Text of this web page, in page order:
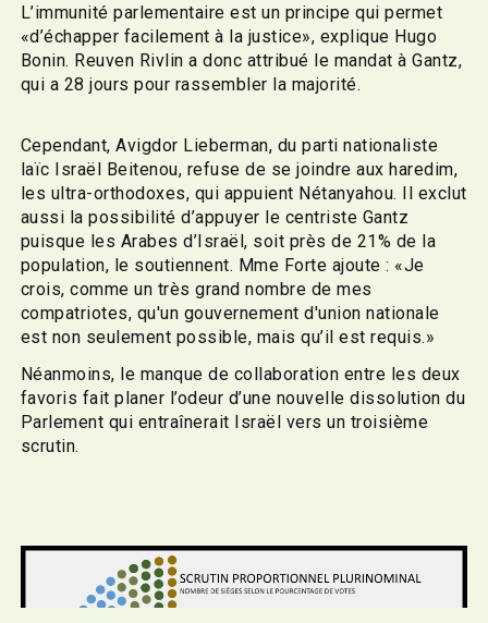
L’immunité parlementaire est un principe qui permet
«d’échapper facilement à la justice», explique Hugo
Bonin. Reuven Rivlin a donc attribué le mandat à Gantz,
qui a 28 jours pour rassembler la majorité.
Cependant, Avigdor Lieberman, du parti nationaliste
laïc Israël Beitenou, refuse de se joindre aux haredim,
les ultra-orthodoxes, qui appuient Nétanyahou. Il exclut
aussi la possibilité d’appuyer le centriste Gantz
puisque les Arabes d’Israël, soit près de 21% de la
population, le soutiennent. Mme Forte ajoute : «Je
crois, comme un très grand nombre de mes
compatriotes, qu'un gouvernement d'union nationale
est non seulement possible, mais qu’il est requis.»
Néanmoins, le manque de collaboration entre les deux
favoris fait planer l’odeur d’une nouvelle dissolution du
Parlement qui entraînerait Israël vers un troisième
scrutin.